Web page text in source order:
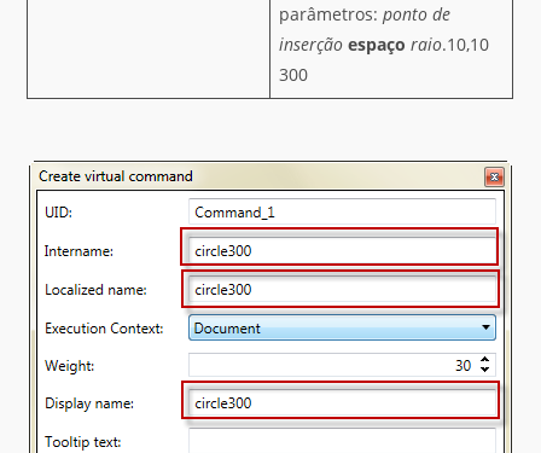
parâmetros:ponto de
inserção espaço raio.10,10
300